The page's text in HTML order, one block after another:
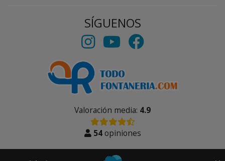
SÍGUENOS
Valoración media: 4.9
54opiniones